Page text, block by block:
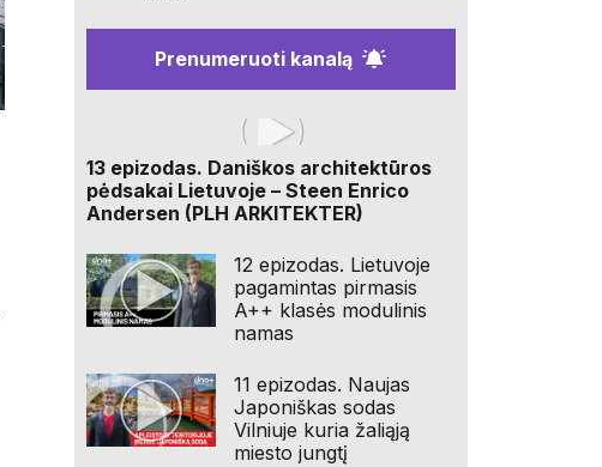
Prenumeruoti kanalą
13 epizodas. Daniškos architektūros
pėdsakai Lietuvoje – Steen Enrico
Andersen (PLH ARKITEKTER)
12 epizodas. Lietuvoje
pagamintas pirmasis
A++ klasės modulinis
namas
11 epizodas. Naujas
Japoniškas sodas
Vilniuje kuria žaliąją
miesto jungtį